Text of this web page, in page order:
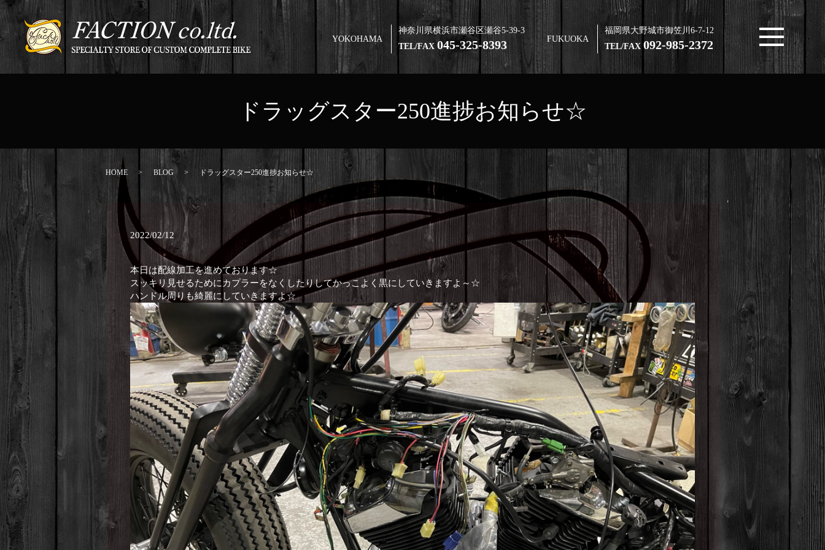
YOKOHAMA
神奈川県横浜市瀬谷区瀬谷5-39-3
TEL/FAX045-325-8393 FUKUOKA
福岡県大野城市御笠川6-7-12
TEL/FAX 092-985-2372
ドラッグスター250進捗お知らせ☆
HOME BLOG ドラッグスター250進捗お知らせ☆
2022/02/12
本日は配線加工を進めております☆
スッキリ見せるためにカプラーをなくしたりしてかっこよく黒にしていきますよ～☆
ハンドル周りも綺麗にしていきますよ☆